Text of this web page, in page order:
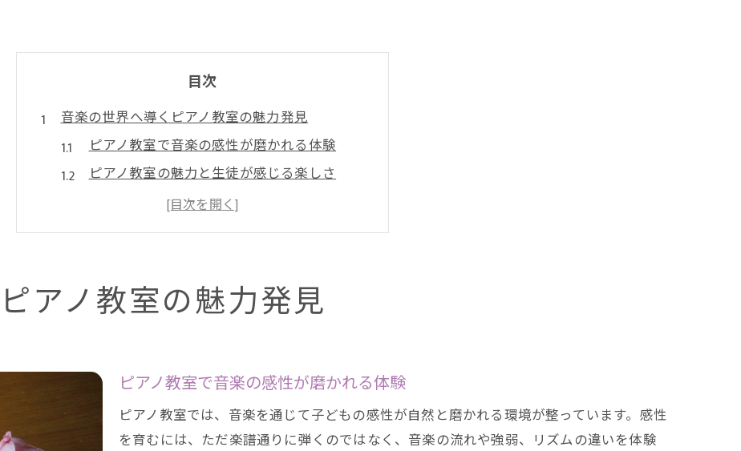
目次
音楽の世界へ導くピアノ教室の魅力発見
ピアノ教室で音楽の感性が磨かれる体験
ピアノ教室の魅力と生徒が感じる楽しさ
ピアノ教室で広がる音楽表現の世界観
ピアノ教室の発表会で得られる成長実感
感性を伸ばす習い事にピアノ教室が選ばれる理由
ピアノ教室は感性教育に最適な環境
ピアノ教室の指導が子どもの感受性を高める
ピアノ教室の体験から得る情緒の安定効果
アノ教室の魅力発見
ピアノ教室で音楽の感性が磨かれる体験
ピアノ教室では、音楽を通じて子どもの感性が自然と磨かれる環境が整っています。感性
を育むには、ただ楽譜通りに弾くのではなく、音楽の流れや強弱、リズムの違いを体験